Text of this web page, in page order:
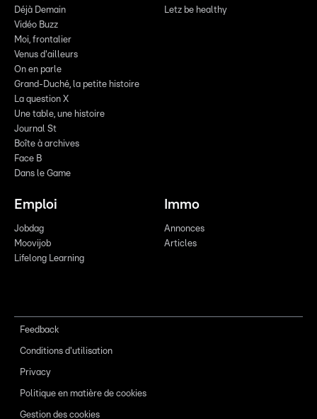
Déjà Demain
Vidéo Buzz
Moi, frontalier
Venus d'ailleurs
On en parle
Grand-Duché, la petite histoire
La question X
Une table, une histoire
Journal St
Boîte à archives
Face B
Dans le Game
Letz be healthy
Emploi
Jobdag
Moovijob
Lifelong Learning
Immo
Annonces
Articles
Feedback
Conditions d'utilisation
Privacy
Politique en matière de cookies
Gestion des cookies